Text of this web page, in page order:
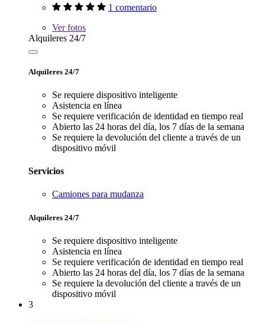
1 comentario
Verfotos
Alquileres 24/7
Alquileres 24/7
Se requiere dispositivo inteligente
Asistencia en línea
Se requiere verificación de identidad en tiempo real
Abierto las 24 horas del día, los 7 días de la semana
Se requiere la devolución del cliente a través de un
dispositivo móvil
Servicios
Camiones para mudanza
Alquileres 24/7
Se requiere dispositivo inteligente
Asistencia en línea
Se requiere verificación de identidad en tiempo real
Abierto las 24 horas del día, los 7 días de la semana
Se requiere la devolución del cliente a través de un
dispositivo móvil
3